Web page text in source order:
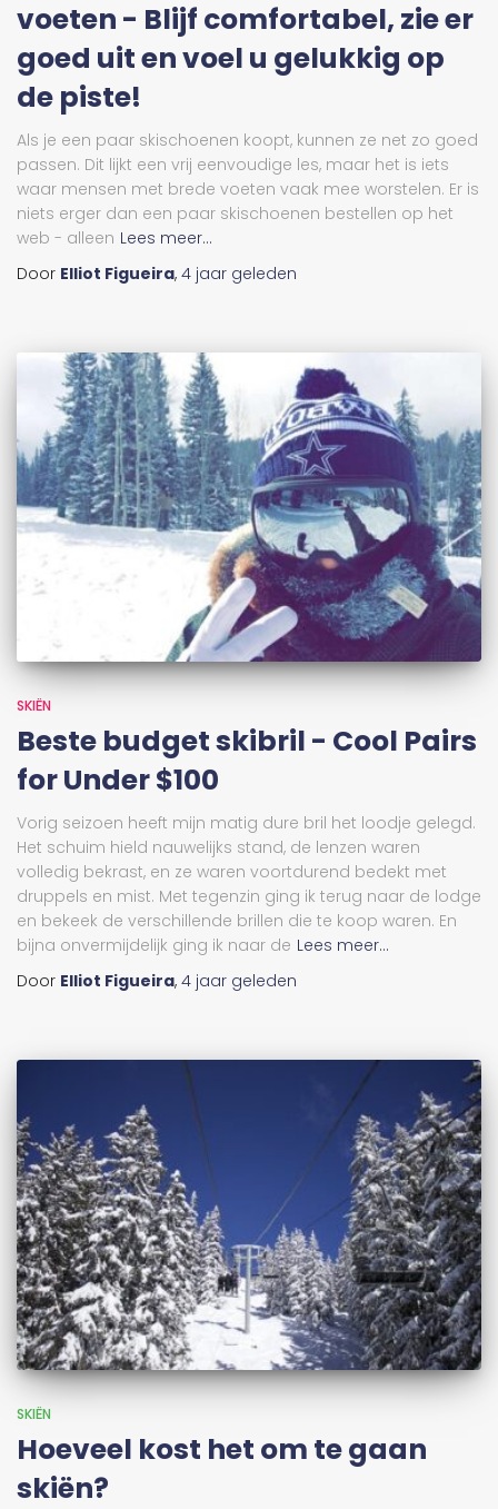
voeten - Blijf comfortabel, zie er
goed uit en voel u gelukkig op
de piste!
Als je een paar skischoenen koopt, kunnen ze net zo goed
passen. Dit lijkt een vrij eenvoudige les, maar het is iets
waar mensen met brede voeten vaak mee worstelen. Er is
niets erger dan een paar skischoenen bestellen op het
web - alleen Lees meer...
Door Elliot Figueira, 4 jaar geleden
SKIËN
Beste budget skibril - Cool Pairs
for Under $100
Vorig seizoen heeft mijn matig dure bril het loodje gelegd.
Het schuim hield nauwelijks stand, de lenzen waren
volledig bekrast, en ze waren voortdurend bedekt met
druppels en mist. Met tegenzin ging ik terug naar de lodge
en bekeek de verschillende brillen die te koop waren. En
bijna onvermijdelijk ging ik naar de Lees meer...
Door Elliot Figueira, 4 jaar geleden
SKIËN
Hoeveel kost het om te gaan
skiën?